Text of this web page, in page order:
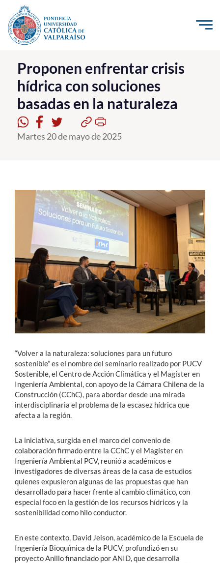
Click acá para ir directamente al contenido
La Universidad
Investigación, Creación e Innovación
PUCV Internacional
Vinculación con el Medio
Postgrado
Formación Continua
Estudiantes
Académicos
Funcionarios
Proponen enfrentar crisis
hídrica con soluciones
basadas en la naturaleza
Martes 20 de mayo de 2025
“Volver a la naturaleza: soluciones para un futuro
sostenible” es el nombre del seminario realizado por PUCV
Sostenible, el Centro de Acción Climática y el Magíster en
Ingeniería Ambiental, con apoyo de la Cámara Chilena de la
Construcción (CChC), para abordar desde una mirada
interdisciplinaria el problema de la escasez hídrica que
afecta a la región.
La iniciativa, surgida en el marco del convenio de
colaboración firmado entre la CChC y el Magíster en
Ingeniería Ambiental PCV, reunió a académicos e
investigadores de diversas áreas de la casa de estudios
quienes expusieron algunas de las propuestas que han
desarrollado para hacer frente al cambio climático, con
especial foco en la gestión de los recursos hídricos y la
sostenibilidad como hilo conductor.
En este contexto, David Jeison, académico de la Escuela de
Ingeniería Bioquímica de la PUCV, profundizó en su
proyecto Anillo financiado por ANID, que desarrolla